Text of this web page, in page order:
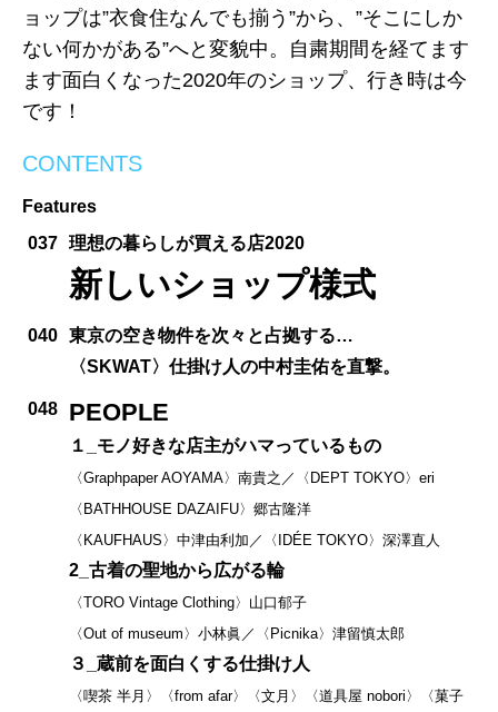
ョップは”衣食住なんでも揃う”から、”そこにしか
ない何かがある”へと変貌中。自粛期間を経てます
ます面白くなった2020年のショップ、行き時は今
です！
CONTENTS
Features
037 理想の暮らしが買える店2020
新しいショップ様式
040 東京の空き物件を次々と占拠する…
〈SKWAT〉仕掛け人の中村圭佑を直撃。
048 PEOPLE
１_モノ好きな店主がハマっているもの
〈Graphpaper AOYAMA〉南貴之／〈DEPT TOKYO〉eri
〈BATHHOUSE DAZAIFU〉郷古隆洋
〈KAUFHAUS〉中津由利加／〈IDÉE TOKYO〉深澤直人
2_古着の聖地から広がる輪
〈TORO Vintage Clothing〉山口郁子
〈Out of museum〉小林眞／〈Picnika〉津留慎太郎
３_蔵前を面白くする仕掛け人
〈喫茶 半月〉〈from afar〉〈文月〉〈道具屋 nobori〉〈菓子